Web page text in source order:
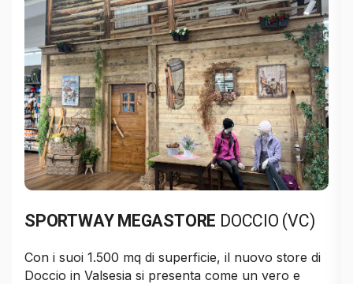
SPORTWAY MEGASTORE DOCCIO (VC)
Con i suoi 1.500 mq di superficie, il nuovo store di
Doccio in Valsesia si presenta come un vero e